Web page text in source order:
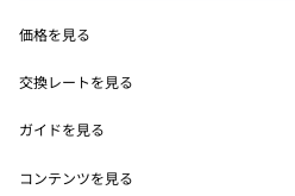
MetaMask Connect
Snaps
Web3サービス
セキュリティ
サポート
価格を見る
イーサリアムの価格
Solanaの価格
交換レートを見る
ETH→USD
USDT→INR
ガイドを見る
ETHの購入
コンテンツを見る